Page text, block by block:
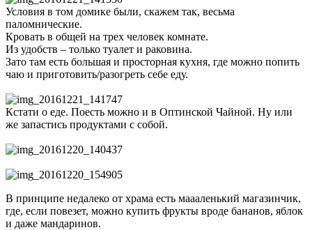
Условия в том домике были, скажем так, весьма
паломнические.
Кровать в общей на трех человек комнате.
Из удобств – только туалет и раковина.
Зато там есть большая и просторная кухня, где можно попить
чаю и приготовить/разогреть себе еду.
Кстати о еде. Поесть можно и в Оптинской Чайной. Ну или
же запастись продуктами с собой.
В принципе недалеко от храма есть маааленький магазинчик,
где, если повезет, можно купить фрукты вроде бананов, яблок
и даже мандаринов.